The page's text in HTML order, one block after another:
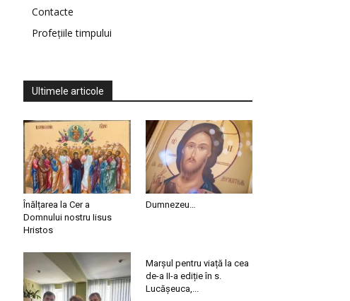
Contacte
Profețiile timpului
Ultimele articole
Înălțarea la Cer a
Domnului nostru Iisus
Hristos
Dumnezeu…
Marșul pentru viață la cea
de-a II-a ediție în s.
Lucășeuca,...